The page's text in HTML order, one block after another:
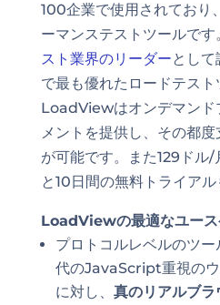
100企業で使用されており
ーマンステストツールです
スト業界のリーダーとし
で最も優れたロードテスト
LoadViewはオンデマンド
メントを提供し、その都
が可能です。また129ドル
と10日間の無料トライアル
LoadViewの最適なユース
プロトコルレベルのツ
代のJavaScript重視の
に対し、 真のリアルブラ